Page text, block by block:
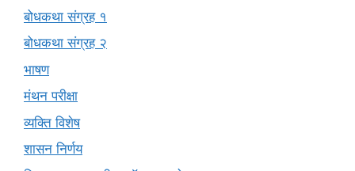
बोधकथा संग्रह १
बोधकथा संग्रह २
भाषण
मंथन परीक्षा
व्यक्ति विशेष
शासन निर्णय